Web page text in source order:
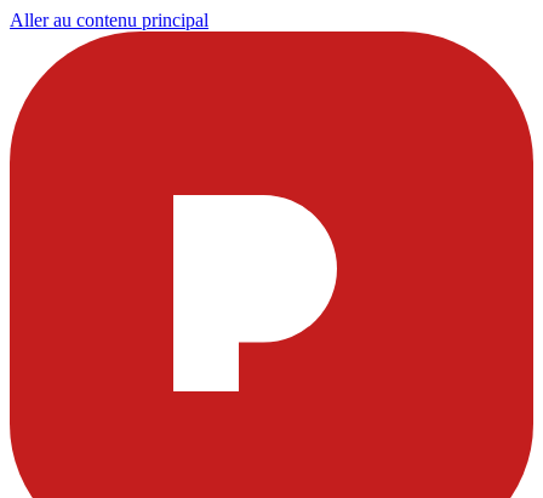
Aller au contenu principal